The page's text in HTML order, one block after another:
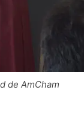
de AmCham